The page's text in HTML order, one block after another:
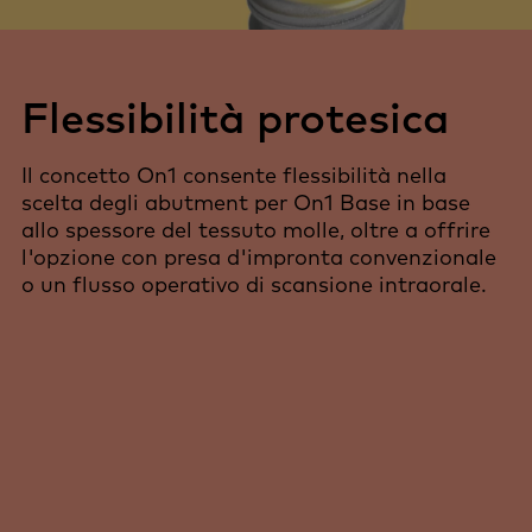
Flessibilità protesica
Il concetto On1 consente flessibilità nella
scelta degli abutment per On1 Base in base
allo spessore del tessuto molle, oltre a offrire
l'opzione con presa d'impronta convenzionale
o un flusso operativo di scansione intraorale.